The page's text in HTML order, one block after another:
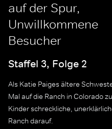
auf der Spur,
Unwillkommene
Besucher
Staffel 3, Folge 2
Als Katie Paiges ältere
Mal auf die Ranch in Colorado
Kinder schreckliche,
Ranch darauf.